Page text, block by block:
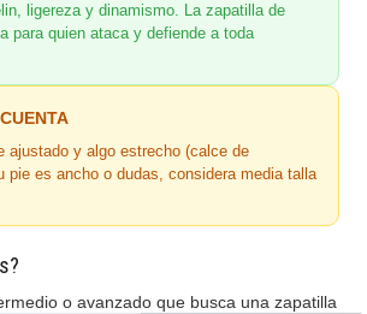
ligereza y dinamismo. La zapatilla de
para quien ataca y defiende a toda
ajustado y algo estrecho (calce de
pie es ancho o dudas, considera media talla
o avanzado que busca una zapatilla